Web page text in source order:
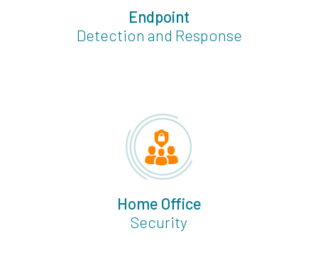
Endpoint
Detection and Response
Home Office
Security